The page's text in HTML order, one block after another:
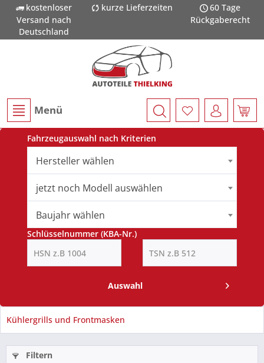
kostenloser
Versand nach
Deutschland
kurze Lieferzeiten
60 Tage
Rückgaberecht
Menü
Fahrzeugauswahl nach Kriterien
Hersteller wählen
jetzt noch Modell auswählen
Baujahr wählen
Schlüsselnummer (KBA-Nr.)
Auswahl
Kühlergrills und Frontmasken
Filtern